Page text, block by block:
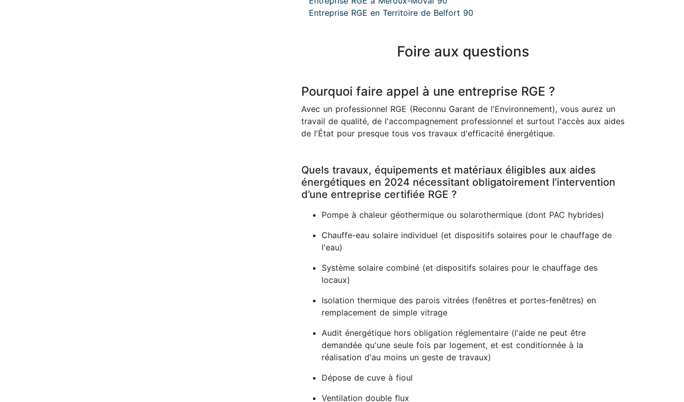
Entreprise RGE en Territoire de Belfort 90
Foire aux questions
Pourquoi faire appel à une entreprise RGE ?
Avec un professionnel RGE (Reconnu Garant de l'Environnement), vous aurez un
travail de qualité, de l'accompagnement professionnel et surtout l'accès aux aides
de l'État pour presque tous vos travaux d'efficacité énergétique.
Quels travaux, équipements et matériaux éligibles aux aides
énergétiques en 2024 nécessitant obligatoirement l’intervention
d’une entreprise certifiée RGE ?
Pompe à chaleur géothermique ou solarothermique (dont PAC hybrides)
Chauffe-eau solaire individuel (et dispositifs solaires pour le chauffage de
l'eau)
Système solaire combiné (et dispositifs solaires pour le chauffage des
locaux)
Isolation thermique des parois vitrées (fenêtres et portes-fenêtres) en
remplacement de simple vitrage
Audit énergétique hors obligation réglementaire (l'aide ne peut être
demandée qu'une seule fois par logement, et est conditionnée à la
réalisation d'au moins un geste de travaux)
Dépose de cuve à fioul
Ventilation double flux